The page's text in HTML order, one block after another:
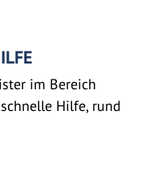
im Bereich
Hilfe, rund